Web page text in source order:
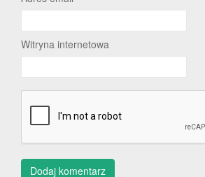
Witryna internetowa